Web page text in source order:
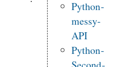
Python-
messy-
API
Python-